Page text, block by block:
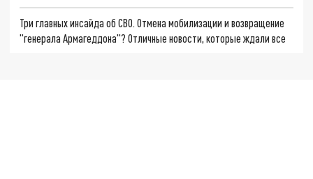
Три главных инсайда об СВО. Отмена мобилизации и возвращение
"генерала Армагеддона"? Отличные новости, которые ждали все